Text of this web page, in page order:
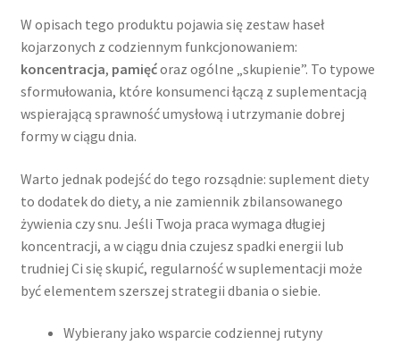
W opisach tego produktu pojawia się zestaw haseł
kojarzonych z codziennym funkcjonowaniem:
koncentracja, pamięćoraz ogólne „skupienie”. To typowe
sformułowania, które konsumenci łączą z suplementacją
wspierającą sprawność umysłową i utrzymanie dobrej
formy w ciągu dnia.
Warto jednak podejść do tego rozsądnie: suplement diety
to dodatek do diety, a nie zamiennik zbilansowanego
żywienia czy snu. Jeśli Twoja praca wymaga długiej
koncentracji, a w ciągu dnia czujesz spadki energii lub
trudniej Ci się skupić, regularność w suplementacji może
być elementem szerszej strategii dbania o siebie.
Wybierany jako wsparcie codziennej rutyny